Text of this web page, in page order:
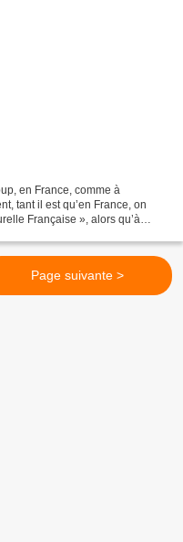
en France, comme à
tant il est qu’en France, on
Française », alors qu’à
Page suivante >